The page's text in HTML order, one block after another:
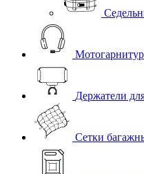
Держатели
Сетки